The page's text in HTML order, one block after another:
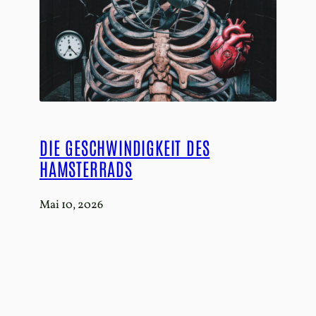
DIE GESCHWINDIGKEIT DES
HAMSTERRADS
Mai 10, 2026